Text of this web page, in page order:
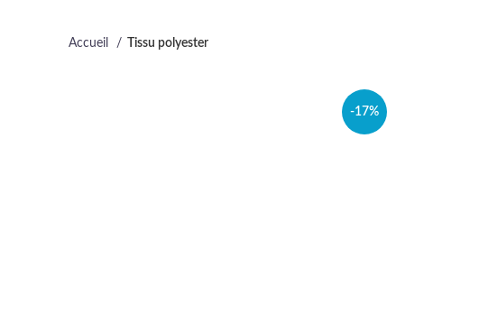
Accueil Tissu polyester
-17%